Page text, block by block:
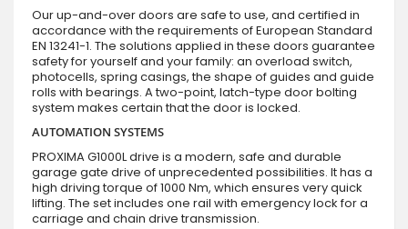
Our up-and-over doors are safe to use, and certified in
accordance with the requirements of European Standard
EN 13241-1. The solutions applied in these doors guarantee
safety for yourself and your family: an overload switch,
photocells, spring casings, the shape of guides and guide
rolls with bearings. A two-point, latch-type door bolting
system makes certain that the door is locked.
AUTOMATION SYSTEMS
PROXIMA G1000L drive is a modern, safe and durable
garage gate drive of unprecedented possibilities. It has a
high driving torque of 1000 Nm, which ensures very quick
lifting. The set includes one rail with emergency lock for a
carriage and chain drive transmission.